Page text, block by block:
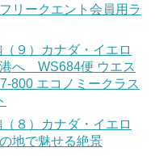
リークエント会員用ラ
９）カナダ・イエロ
へ WS684便 ウエス
800 エコノミークラス
８）カナダ・イエロ
地で魅せる絶景